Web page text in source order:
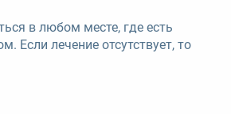
в любом месте, где есть
Если лечение отсутствует, то